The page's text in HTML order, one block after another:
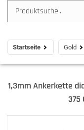
Startseite Gold
1,3mm Ankerkette
375